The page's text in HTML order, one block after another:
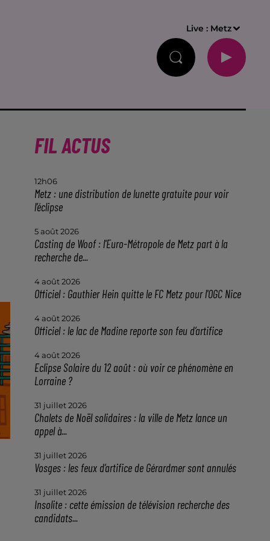
Live : Metz
FIL ACTUS
12h06
Metz : une distribution de lunette gratuite pour voir
l’éclipse
5 août 2026
Casting de Woof : l'Euro-Métropole de Metz part à la
recherche de...
4 août 2026
Officiel : Gauthier Hein quitte le FC Metz pour l'OGC Nice
4 août 2026
Officiel : le lac de Madine reporte son feu d’artifice
4 août 2026
Eclipse Solaire du 12 août : où voir ce phénomène en
Lorraine ?
31 juillet 2026
Chalets de Noël solidaires : la ville de Metz lance un
appel à...
31 juillet 2026
Vosges : les feux d’artifice de Gérardmer sont annulés
31 juillet 2026
Insolite : cette émission de télévision recherche des
candidats...